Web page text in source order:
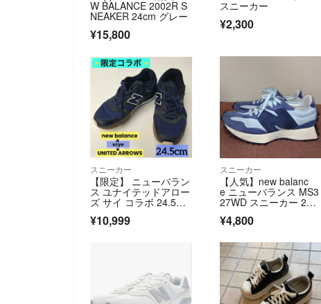
W BALANCE 2002R S
NEAKER 24cm グレー
¥15,800
スニーカー
¥2,300
スニーカー
【限定】 ニューバラン
ス ユナイテッドアロー
ズ サイ コラボ 24.5ネ
¥10,999
スニーカー
【人気】new balanc
e ニューバランス MS3
27WD スニーカー 2
¥4,800